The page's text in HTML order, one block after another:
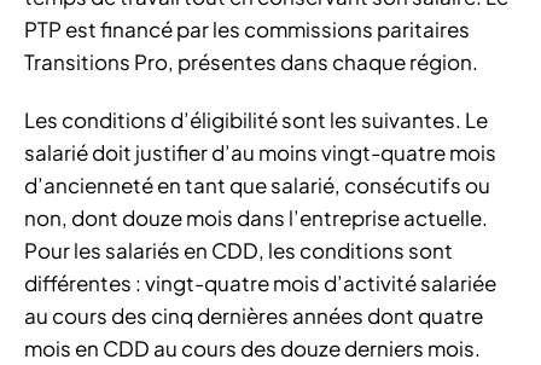
PTP est financé par les commissions paritaires
Transitions Pro, présentes dans chaque région.
Les conditions d’éligibilité sont les suivantes. Le
salarié doit justifier d’au moins vingt-quatre mois
d’ancienneté en tant que salarié, consécutifs ou
non, dont douze mois dans l’entreprise actuelle.
Pour les salariés en CDD, les conditions sont
différentes : vingt-quatre mois d’activité salariée
au cours des cinq dernières années dont quatre
mois en CDD au cours des douze derniers mois.